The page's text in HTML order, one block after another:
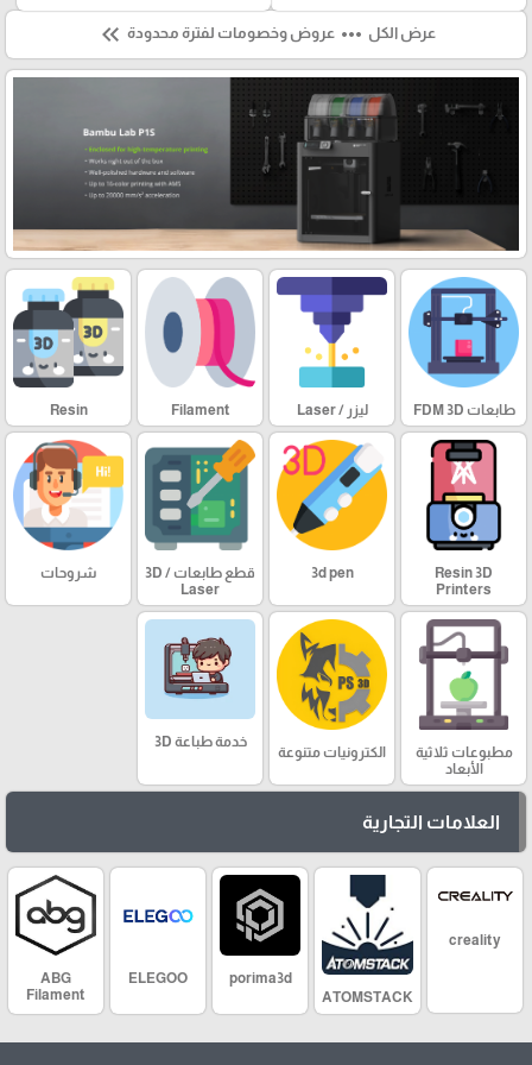
عرض الكل more_horiz عروض وخصومات لفترة محدودة keyboard_double_arrow_left
طابعات FDM 3D ليزر / Laser Filament
Resin
Resin 3D
Printers
3d pen
قطع طابعات 3D /
Laser
شروحات
مطبوعات ثلاثية
الأبعاد
الكترونيات متنوعة
خدمة طباعة 3D
العلامات التجارية
creality
ATOMSTACK
porima3d
ELEGOO
ABG
Filament